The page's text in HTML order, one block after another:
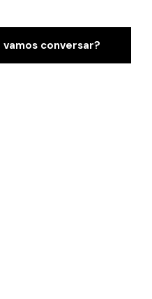
vamos conversar?